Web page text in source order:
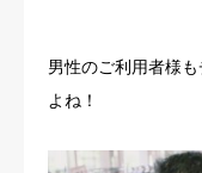
男性のご利用者様
よね！